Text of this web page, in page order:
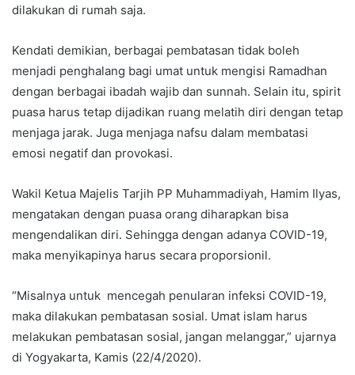
dilakukan di rumah saja.
Kendati demikian, berbagai pembatasan tidak boleh
menjadi penghalang bagi umat untuk mengisi Ramadhan
dengan berbagai ibadah wajib dan sunnah. Selain itu, spirit
puasa harus tetap dijadikan ruang melatih diri dengan tetap
menjaga jarak. Juga menjaga nafsu dalam membatasi
emosi negatif dan provokasi.
Wakil Ketua Majelis Tarjih PP Muhammadiyah, Hamim Ilyas,
mengatakan dengan puasa orang diharapkan bisa
mengendalikan diri. Sehingga dengan adanya COVID-19,
maka menyikapinya harus secara proporsionil.
“Misalnya untuk mencegah penularan infeksi COVID-19,
maka dilakukan pembatasan sosial. Umat islam harus
melakukan pembatasan sosial, jangan melanggar,” ujarnya
di Yogyakarta, Kamis (22/4/2020).